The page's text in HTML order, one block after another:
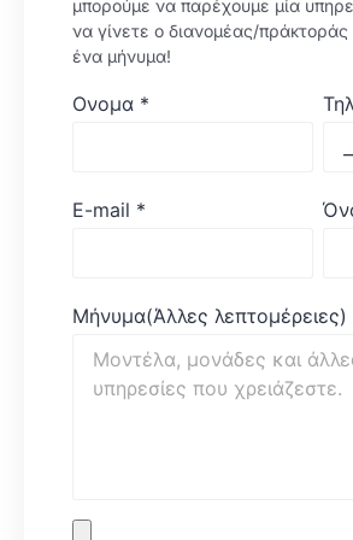
μπορούμε να παρέχουμε μία
να γίνετε ο διανομέας/
ένα μήνυμα!
Ονομα *
E-mail *
Μήνυμα(Άλλες λεπτομέρειες)